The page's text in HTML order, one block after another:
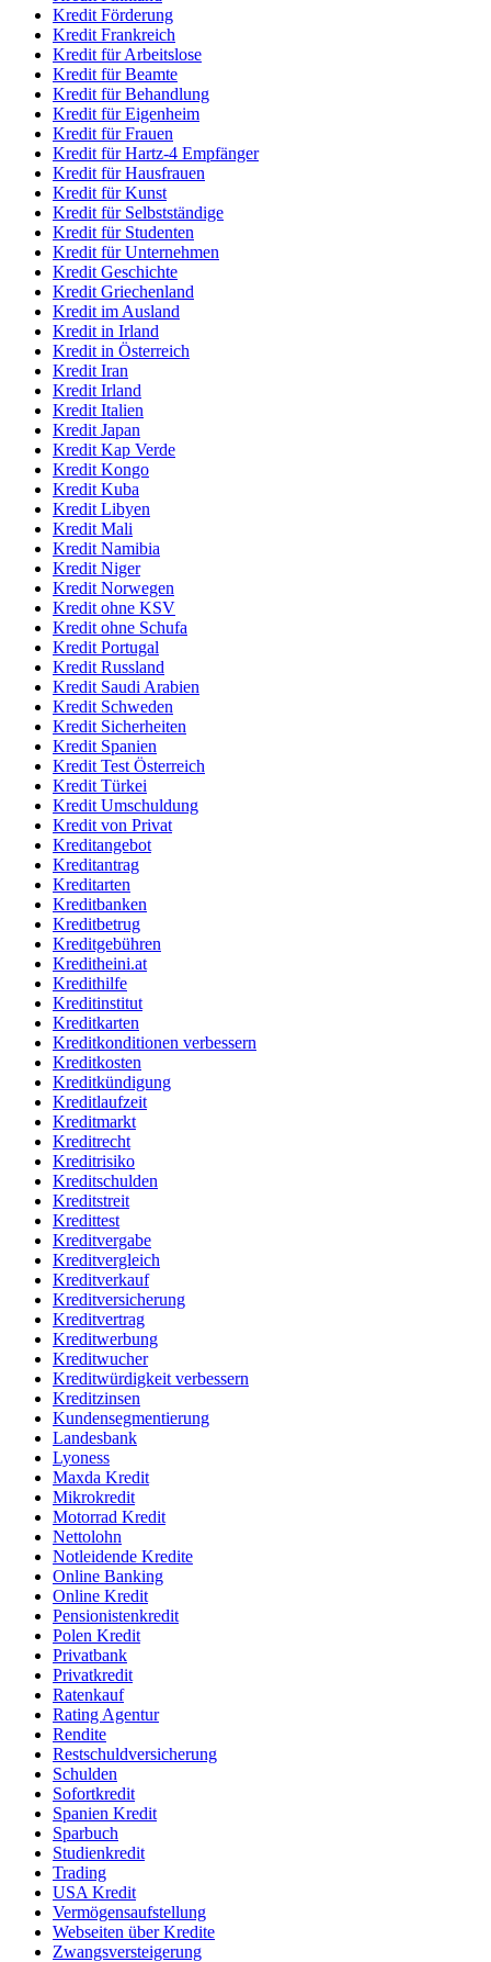
Kredit Förderung
Kredit Frankreich
Kredit für Arbeitslose
Kredit für Beamte
Kredit für Behandlung
Kredit für Eigenheim
Kredit für Frauen
Kredit für Hartz-4 Empfänger
Kredit für Hausfrauen
Kredit für Kunst
Kredit für Selbstständige
Kredit für Studenten
Kredit für Unternehmen
Kredit Geschichte
Kredit Griechenland
Kredit im Ausland
Kredit in Irland
Kredit in Österreich
Kredit Iran
Kredit Irland
Kredit Italien
Kredit Japan
Kredit Kap Verde
Kredit Kongo
Kredit Kuba
Kredit Libyen
Kredit Mali
Kredit Namibia
Kredit Niger
Kredit Norwegen
Kredit ohne KSV
Kredit ohne Schufa
Kredit Portugal
Kredit Russland
Kredit Saudi Arabien
Kredit Schweden
Kredit Sicherheiten
Kredit Spanien
Kredit Test Österreich
Kredit Türkei
Kredit Umschuldung
Kredit von Privat
Kreditangebot
Kreditantrag
Kreditarten
Kreditbanken
Kreditbetrug
Kreditgebühren
Kreditheini.at
Kredithilfe
Kreditinstitut
Kreditkarten
Kreditkonditionen verbessern
Kreditkosten
Kreditkündigung
Kreditlaufzeit
Kreditmarkt
Kreditrecht
Kreditrisiko
Kreditschulden
Kreditstreit
Kredittest
Kreditvergabe
Kreditvergleich
Kreditverkauf
Kreditversicherung
Kreditvertrag
Kreditwerbung
Kreditwucher
Kreditwürdigkeit verbessern
Kreditzinsen
Kundensegmentierung
Landesbank
Lyoness
Maxda Kredit
Mikrokredit
Motorrad Kredit
Nettolohn
Notleidende Kredite
Online Banking
Online Kredit
Pensionistenkredit
Polen Kredit
Privatbank
Privatkredit
Ratenkauf
Rating Agentur
Rendite
Restschuldversicherung
Schulden
Sofortkredit
Spanien Kredit
Sparbuch
Studienkredit
Trading
USA Kredit
Vermögensaufstellung
Webseiten über Kredite
Zwangsversteigerung